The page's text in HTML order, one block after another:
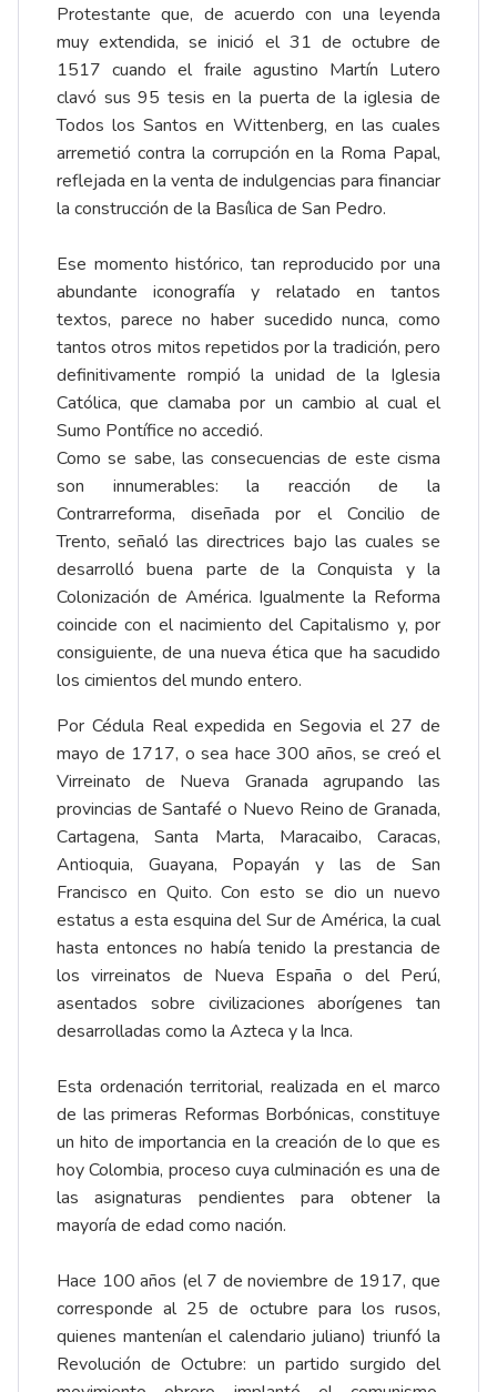
Protestante que, de acuerdo con una leyenda
muy extendida, se inició el 31 de octubre de
1517 cuando el fraile agustino Martín Lutero
clavó sus 95 tesis en la puerta de la iglesia de
Todos los Santos en Wittenberg, en las cuales
arremetió contra la corrupción en la Roma Papal,
reflejada en la venta de indulgencias para financiar
la construcción de la Basílica de San Pedro.
Ese momento histórico, tan reproducido por una
abundante iconografía y relatado en tantos
textos, parece no haber sucedido nunca, como
tantos otros mitos repetidos por la tradición, pero
definitivamente rompió la unidad de la Iglesia
Católica, que clamaba por un cambio al cual el
Sumo Pontífice no accedió.
Como se sabe, las consecuencias de este cisma
son innumerables: la reacción de la
Contrarreforma, diseñada por el Concilio de
Trento, señaló las directrices bajo las cuales se
desarrolló buena parte de la Conquista y la
Colonización de América. Igualmente la Reforma
coincide con el nacimiento del Capitalismo y, por
consiguiente, de una nueva ética que ha sacudido
los cimientos del mundo entero.
Por Cédula Real expedida en Segovia el 27 de
mayo de 1717, o sea hace 300 años, se creó el
Virreinato de Nueva Granada agrupando las
provincias de Santafé o Nuevo Reino de Granada,
Cartagena, Santa Marta, Maracaibo, Caracas,
Antioquia, Guayana, Popayán y las de San
Francisco en Quito. Con esto se dio un nuevo
estatus a esta esquina del Sur de América, la cual
hasta entonces no había tenido la prestancia de
los virreinatos de Nueva España o del Perú,
asentados sobre civilizaciones aborígenes tan
desarrolladas como la Azteca y la Inca.
Esta ordenación territorial, realizada en el marco
de las primeras Reformas Borbónicas, constituye
un hito de importancia en la creación de lo que es
hoy Colombia, proceso cuya culminación es una de
las asignaturas pendientes para obtener la
mayoría de edad como nación.
Hace 100 años (el 7 de noviembre de 1917, que
corresponde al 25 de octubre para los rusos,
quienes mantenían el calendario juliano) triunfó la
Revolución de Octubre: un partido surgido del